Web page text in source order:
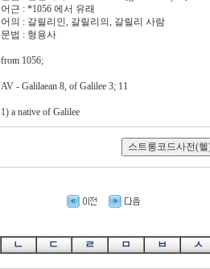
어근 : *1056 에서 유래
어의 : 갈릴리인, 갈릴리의, 갈릴리 사람
문법 : 형용사
from 1056;
AV - Galilaean 8, of Galilee 3; 11
1) a native of Galilee
ㄴ ㄷ ㄹ ㅁ ㅂ ㅅ